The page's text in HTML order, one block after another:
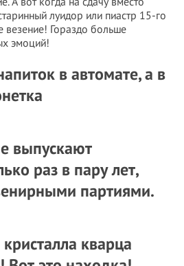
луидор или пиастр 15-го
везение! Гораздо больше
эмоций!
в автомате, а в
выпускают
раз в пару лет,
партиями.
кварца